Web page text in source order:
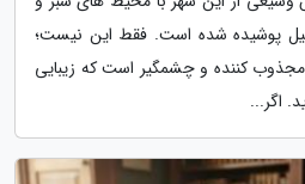
پوشیده شده است. فقط این نیست؛
کننده و چشمگیر است که زیبایی
اگر...